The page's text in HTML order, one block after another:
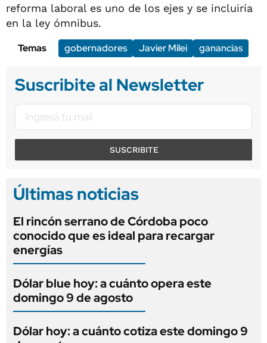
reforma laboral es uno de los ejes y se incluiría
en la ley ómnibus.
Temas
gobernadores Javier Milei ganancias
Suscribite al Newsletter
SUSCRIBITE
Últimas noticias
El rincón serrano de Córdoba poco
conocido que es ideal para recargar
energías
Dólar blue hoy: a cuánto opera este
domingo 9 de agosto
Dólar hoy: a cuánto cotiza este domingo 9